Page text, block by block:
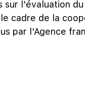
sur l'évaluation
cadre de la
par l'Agence